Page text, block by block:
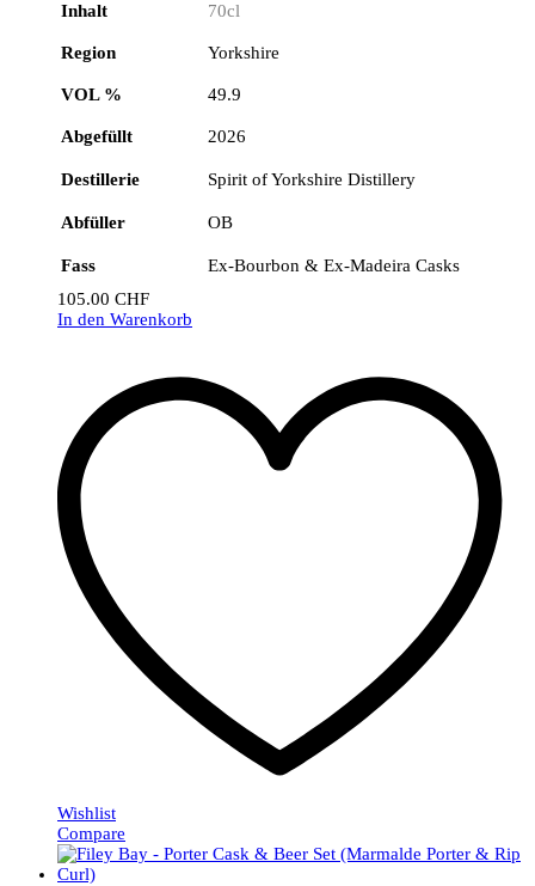
Inhalt 70cl
Region Yorkshire
VOL % 49.9
Abgefüllt 2026
Destillerie Spirit of Yorkshire Distillery
Abfüller OB
Fass
Ex-Bourbon & Ex-Madeira Casks
105.00 CHF
In den Warenkorb
Wishlist
Compare